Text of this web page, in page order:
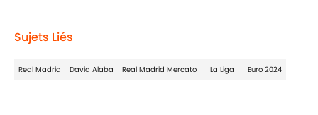
Sujets Liés
Real Madrid David Alaba Real Madrid Mercato La Liga Euro 2024